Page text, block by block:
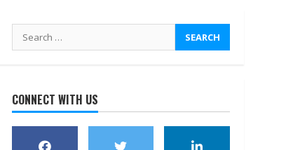
Search
for:
CONNECT WITH US